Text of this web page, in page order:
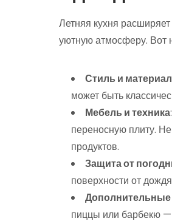
Летняя кухня
уютную атмосферу. Вот
Стиль и
может быть
Мебель и техника
переносную плиту.
продуктов.
Защита от
поверхности от
пиццы или барбекю —